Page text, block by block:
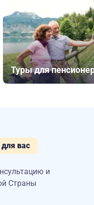
Туры для
вас
и
Страны